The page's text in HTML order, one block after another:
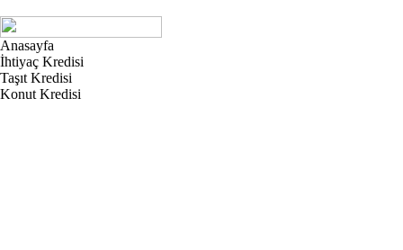
Anasayfa
İhtiyaç Kredisi
Taşıt Kredisi
Konut Kredisi